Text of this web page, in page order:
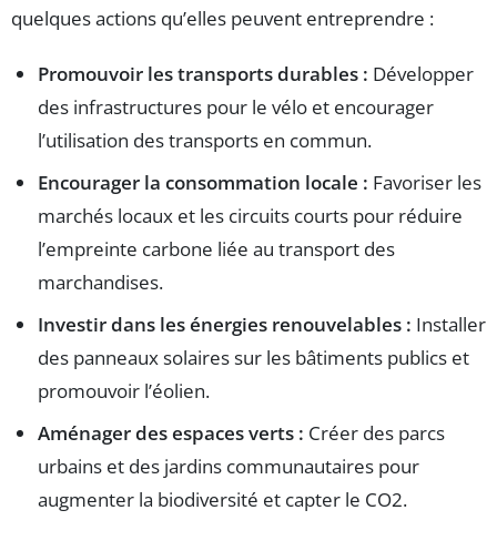
quelques actions qu’elles peuvent entreprendre :
Promouvoir les transports durables : Développer
des infrastructures pour le vélo et encourager
l’utilisation des transports en commun.
Encourager la consommation locale : Favoriser les
marchés locaux et les circuits courts pour réduire
l’empreinte carbone liée au transport des
marchandises.
Investir dans les énergies renouvelables : Installer
des panneaux solaires sur les bâtiments publics et
promouvoir l’éolien.
Aménager des espaces verts : Créer des parcs
urbains et des jardins communautaires pour
augmenter la biodiversité et capter le CO2.